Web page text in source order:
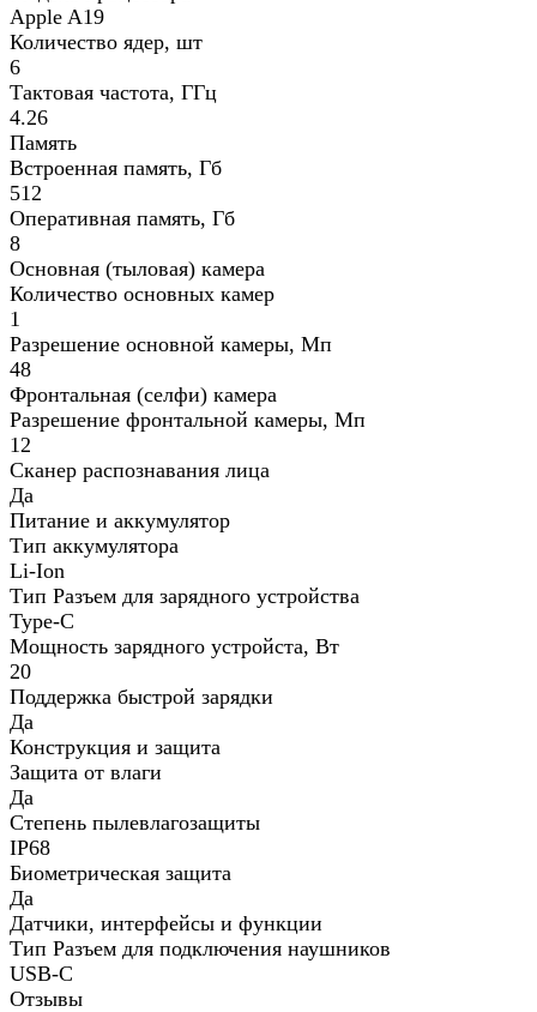
Apple A19
Количество ядер, шт
6
Тактовая частота, ГГц
4.26
Память
Встроенная память, Гб
512
Оперативная память, Гб
8
Основная (тыловая) камера
Количество основных камер
1
Разрешение основной камеры, Мп
48
Фронтальная (селфи) камера
Разрешение фронтальной камеры, Мп
12
Сканер распознавания лица
Да
Питание и аккумулятор
Тип аккумулятора
Li-Ion
Тип Разъем для зарядного устройства
Type-C
Мощность зарядного устройста, Вт
20
Поддержка быстрой зарядки
Да
Конструкция и защита
Защита от влаги
Да
Степень пылевлагозащиты
IP68
Биометрическая защита
Да
Датчики, интерфейсы и функции
Тип Разъем для подключения наушников
USB-C
Отзывы